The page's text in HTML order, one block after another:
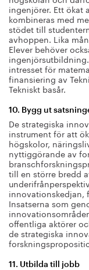
ingenjörer. Ett ökat
kombineras med
stödet till
avhoppen. Lika
Elever behöver
intresset för
finansiering av
Tekniskt basår.
10. Bygg ut
De strategiska
instrument för att
högskolor,
nyttiggörande av
till en större bredd
innovationskedjan,
Insatserna som
offentliga aktörer
de strategiska
11. Utbilda till jobb